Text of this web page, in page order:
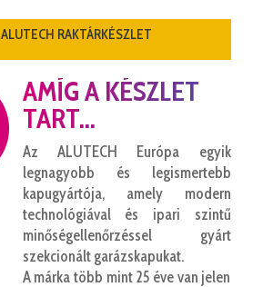
ALUTECH RAKTÁRKÉSZLET
AMÍG A KÉSZLET
TART...
Az ALUTECH Európa egyik
legnagyobb és legismertebb
kapugyártója, amely modern
technológiával és ipari szintű
minőségellenőrzéssel gyárt
szekcionált garázskapukat.
A márka több mint 25 éve van jelen